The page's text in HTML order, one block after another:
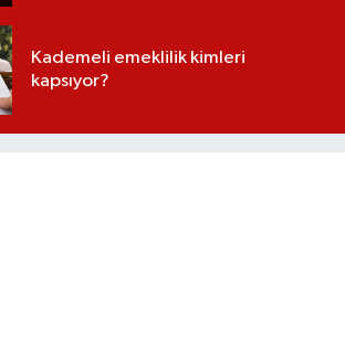
Kademeli emeklilik kimleri
kapsıyor?